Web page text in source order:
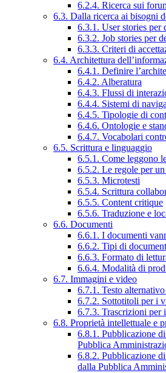
6.2.4. Ricerca sui
6.3. Dalla ricerca ai bisogni
6.3.1. User stories per
6.3.2. Job stories per
6.3.3. Criteri di
6.4. Architettura
6.4.1. Definire
6.4.2. Alberatura
6.4.3. Flussi di
6.4.4. Sistemi di
6.4.5. Tipologie di
6.4.6. Ontologie e
6.4.7. Vocabolari
6.5. Scrittura e linguaggio
6.5.1. Come leggono
6.5.2. Le regole per
6.5.3. Microtesti
6.5.4. Scrittura
6.5.5. Content critique
6.5.6. Traduzione e
6.6. Documenti
6.6.1. I documenti
6.6.2. Tipi di
6.6.3. Formato di
6.6.4. Modalità di
6.7. Immagini e video
6.7.1. Testo
6.7.2. Sottotitoli per i
6.7.3. Trascrizioni per
6.8. Proprietà intellettuale e
6.8.1. Pubblicazione
Pubblica
6.8.2. Pubblicazione
dalla Pubblica